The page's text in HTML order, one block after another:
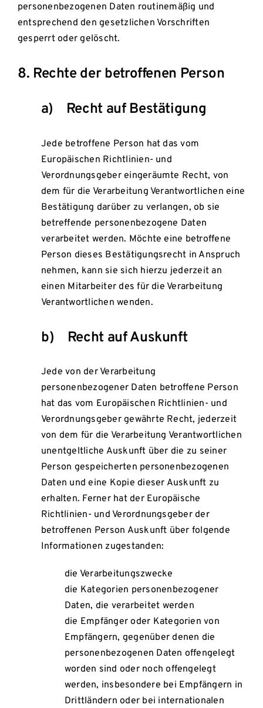
personenbezogenen Daten routinemäßig und
entsprechend den gesetzlichen Vorschriften
gesperrt oder gelöscht.
8. Rechte der betroffenen Person
a) Recht auf Bestätigung
Jede betroffene Person hat das vom
Europäischen Richtlinien- und
Verordnungsgeber eingeräumte Recht, von
dem für die Verarbeitung Verantwortlichen eine
Bestätigung darüber zu verlangen, ob sie
betreffende personenbezogene Daten
verarbeitet werden. Möchte eine betroffene
Person dieses Bestätigungsrecht in Anspruch
nehmen, kann sie sich hierzu jederzeit an
einen Mitarbeiter des für die Verarbeitung
Verantwortlichen wenden.
b) Recht auf Auskunft
Jede von der Verarbeitung
personenbezogener Daten betroffene Person
hat das vom Europäischen Richtlinien- und
Verordnungsgeber gewährte Recht, jederzeit
von dem für die Verarbeitung Verantwortlichen
unentgeltliche Auskunft über die zu seiner
Person gespeicherten personenbezogenen
Daten und eine Kopie dieser Auskunft zu
erhalten. Ferner hat der Europäische
Richtlinien- und Verordnungsgeber der
betroffenen Person Auskunft über folgende
Informationen zugestanden:
die Verarbeitungszwecke
die Kategorien personenbezogener
Daten, die verarbeitet werden
die Empfänger oder Kategorien von
Empfängern, gegenüber denen die
personenbezogenen Daten offengelegt
worden sind oder noch offengelegt
werden, insbesondere bei Empfängern in
Drittländern oder bei internationalen